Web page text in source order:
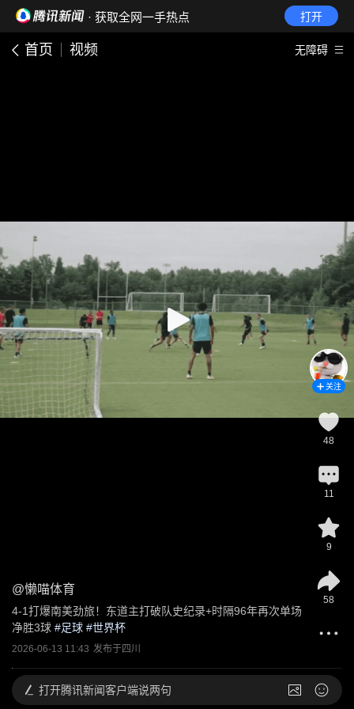
· 获取全网一手热点 打开
首页 视频 无障碍
@懒喵体育
4-1打爆南美劲旅！东道主打破队史纪录+时隔96年再次单场
净胜3球 #足球 #世界杯
2026-06-13 11:43 发布于四川
关注
48
11
9
58
打开腾讯新闻客户端说两句